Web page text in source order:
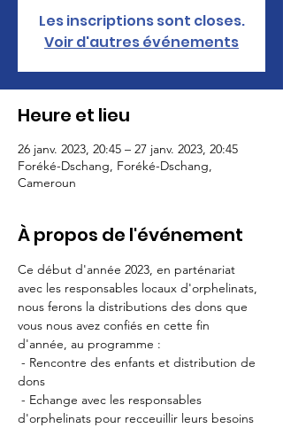
Les inscriptions sont closes.
Voir d'autres événements
Heure et lieu
26 janv. 2023, 20:45 – 27 janv. 2023, 20:45
Foréké-Dschang, Foréké-Dschang,
Cameroun
À propos de l'événement
Ce début d'année 2023, en parténariat
avec les responsables locaux d'orphelinats,
nous ferons la distributions des dons que
vous nous avez confiés en cette fin
d'année, au programme :
- Rencontre des enfants et distribution de
dons
- Echange avec les responsables
d'orphelinats pour recceuillir leurs besoins